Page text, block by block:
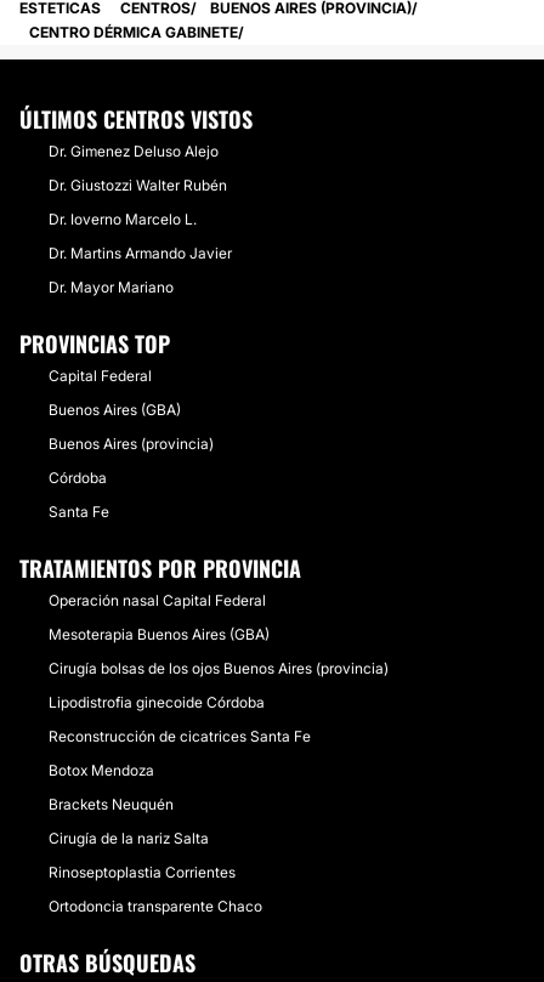
ESTETICAS CENTROS
BUENOS AIRES (PROVINCIA)
CENTRO DÉRMICA GABINETE
ÚLTIMOS CENTROS VISTOS
Dr. Gimenez Deluso Alejo
Dr. Giustozzi Walter Rubén
Dr. Ioverno Marcelo L.
Dr. Martins Armando Javier
Dr. Mayor Mariano
PROVINCIAS TOP
Capital Federal
Buenos Aires (GBA)
Buenos Aires (provincia)
Córdoba
Santa Fe
TRATAMIENTOS POR PROVINCIA
Operación nasal Capital Federal
Mesoterapia Buenos Aires (GBA)
Cirugía bolsas de los ojos Buenos Aires (provincia)
Lipodistrofia ginecoide Córdoba
Reconstrucción de cicatrices Santa Fe
Botox Mendoza
Brackets Neuquén
Cirugía de la nariz Salta
Rinoseptoplastia Corrientes
Ortodoncia transparente Chaco
OTRAS BÚSQUEDAS